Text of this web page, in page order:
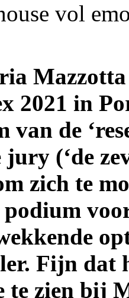
vol
2021 in
van de
jury (‘de
zich te
Fijn dat
te zien bij